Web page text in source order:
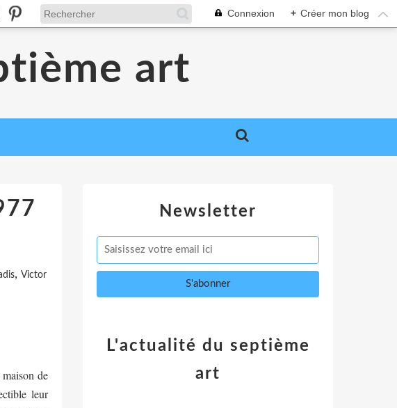
Connexion + Créer mon blog
art
, Victor
de
leur
Newsletter
L'actualité du septième
art